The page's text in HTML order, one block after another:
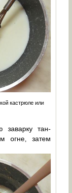
кастрюле или
заварку тан-
огне, затем